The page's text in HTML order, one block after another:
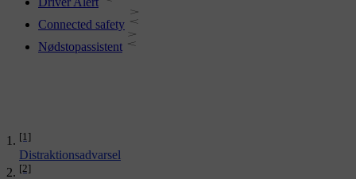
[1]
Distraktionsadvarsel
[2]
Connected safety
Nødstopassistent